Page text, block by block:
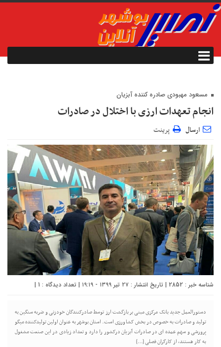
مسعود مهبودی صادره کننده آبزیان
انجام تعهدات ارزی با اختلال در صادرات
ارسال پرینت
شناسه خبر : 2852 | تاریخ انتشار : ۲۷ تیر ۱۳۹۹ - ۱۹:۱۹ | تعداد دیدگاه : 1
|
دستورالعمل جدید بانک مرکزی مبنی بر بازگشت ارز توسط صادرکنندگان خودزنی و ضربه سنگین به
تولید و صادرات به خصوص در بخش کشاورزی است. استان بوشهر به عنوان اولین تولیدکننده میگو
پرورشی و سهم عمده ای در صادرات آبزیان درکشور را دارد و تعداد زیادی در این صنعت مشغول
به کار هستند، از کارگران فصلی […]